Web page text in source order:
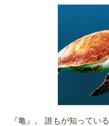
『亀』。 誰もが知ってい